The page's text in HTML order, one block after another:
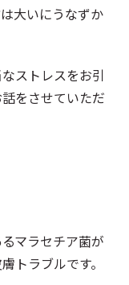
大いにうなずか
ストレスをお引
をさせていただ
マラセチア菌が
トラブルです。